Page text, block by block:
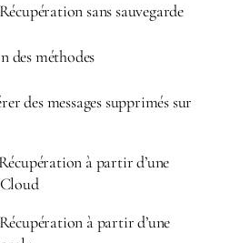
sans sauvegarde
des méthodes
des messages supprimés sur
à partir d’une
à partir d’une